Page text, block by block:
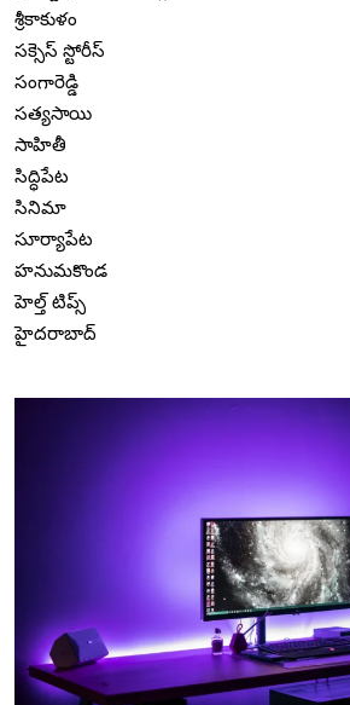
శ్రీకాకుళం
సక్సెస్ స్టోరీస్
సంగారెడ్డి
సత్యసాయి
సాహితీ
సిద్ధిపేట
సినిమా
సూర్యాపేట
హనుమకొండ
హెల్త్ టిప్స్
హైదరాబాద్